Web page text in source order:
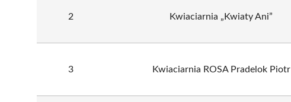
2 Kwiaciarnia „Kwiaty Ani”
3 Kwiaciarnia ROSA Pradelok Piotr